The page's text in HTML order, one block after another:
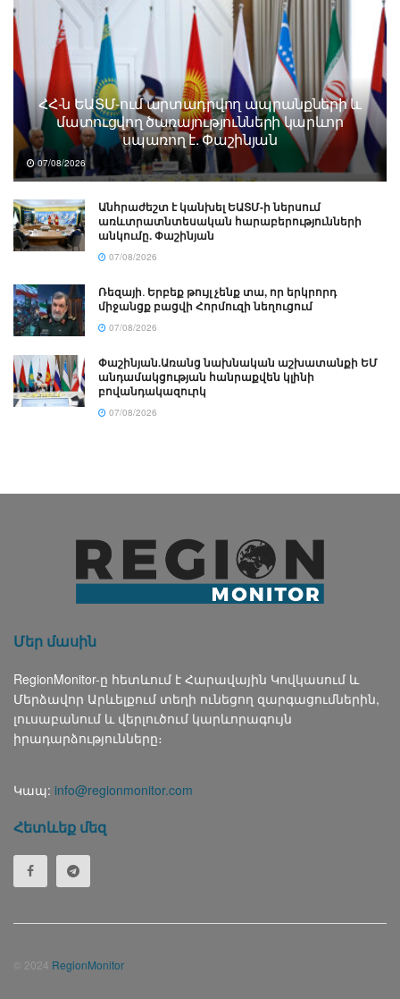
ՀՀ-ն ԵԱՏՄ-ում արտադրվող ապրանքների և
մատուցվող ծառայությունների կարևոր
սպառող է. Փաշինյան
07/08/2026
Անհրաժեշտ է կանխել ԵԱՏՄ-ի ներսում
առևտրատնտեսական հարաբերությունների
անկումը. Փաշինյան
07/08/2026
Ռեզայի․ Երբեք թույլ չենք տա, որ երկրորդ
միջանցք բացվի Հորմուզի նեղուցում
07/08/2026
Փաշինյան.Առանց նախնական աշխատանքի ԵՄ
անդամակցության հանրաքվեն կլինի
բովանդակազուրկ
07/08/2026
Մեր մասին
RegionMonitor-ը հետևում է Հարավային Կովկասում և
Մերձավոր Արևելքում տեղի ունեցող զարգացումներին,
լուսաբանում և վերլուծում կարևորագույն
իրադարձությունները։
Կապ: info@regionmonitor.com
Հետևեք մեզ
© 2024 RegionMonitor